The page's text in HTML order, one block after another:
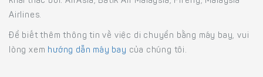
Airlines.
Để biết thêm thông tin về việc di chuyển bằng máy bay, vui
lòng xem hướng dẫn máy bay của chúng tôi.